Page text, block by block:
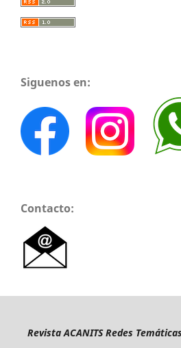
Siguenos en:
Contacto:
Revista ACANITS Redes